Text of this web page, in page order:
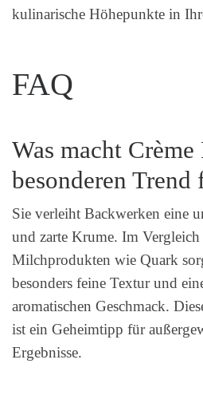
kulinarische Höhepunkte in
FAQ
Was macht
besonderen Trend
Sie verleiht Backwerken eine
und zarte Krume. Im Vergleich
Milchprodukten wie Quark
besonders feine Textur und
aromatischen Geschmack.
ist ein Geheimtipp für
Ergebnisse.